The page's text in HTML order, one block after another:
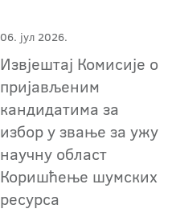
06. јул 2026.
Извјештај Комисије о
пријављеним
кандидатима за
избор у звање за ужу
научну област
Коришћење шумских
ресурса